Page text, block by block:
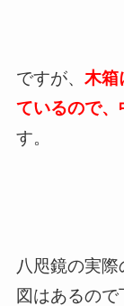
ですが、 木箱
ているので
す。
八咫鏡の実
図はあるので